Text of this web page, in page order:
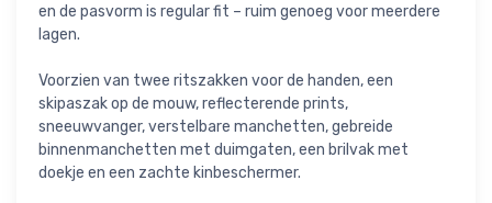
en de pasvorm is regular fit – ruim genoeg voor meerdere
lagen.
Voorzien van twee ritszakken voor de handen, een
skipaszak op de mouw, reflecterende prints,
sneeuwvanger, verstelbare manchetten, gebreide
binnenmanchetten met duimgaten, een brilvak met
doekje en een zachte kinbeschermer.